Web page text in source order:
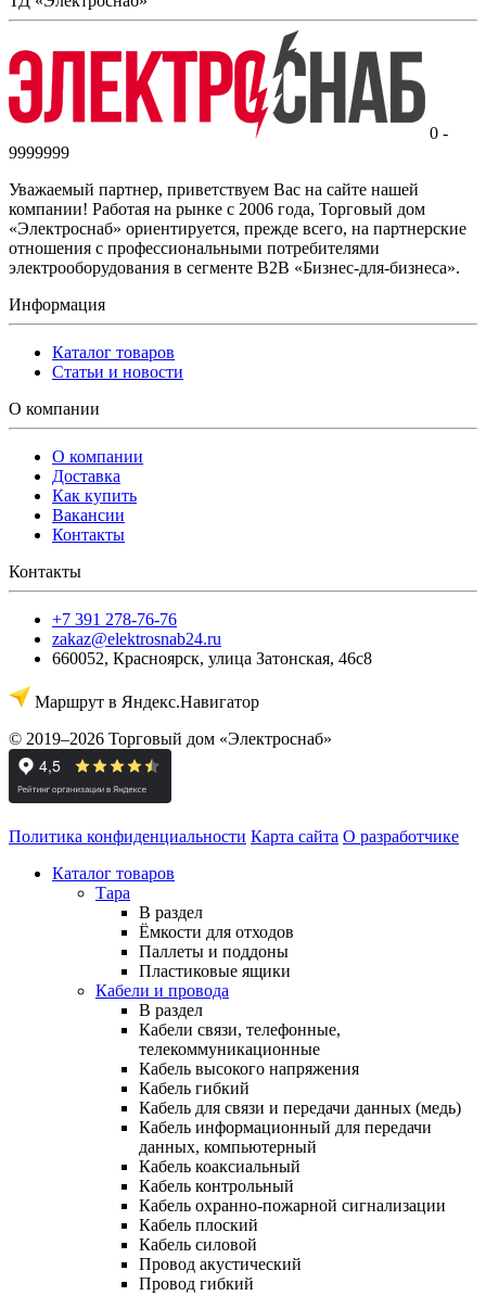
0 -
9999999
Уважаемый партнер, приветствуем Вас на сайте нашей
компании! Работая на рынке с 2006 года, Торговый дом
«Электроснаб» ориентируется, прежде всего, на партнерские
отношения с профессиональными потребителями
электрооборудования в сегменте B2B «Бизнес-для-бизнеса».
Информация
Каталог товаров
Статьи и новости
О компании
О компании
Доставка
Как купить
Вакансии
Контакты
Контакты
+7 391 278-76-76
zakaz@elektrosnab24.ru
660052, Красноярск, улица Затонская, 46с8
Маршрут в Яндекс.Навигатор
© 2019–2026 Торговый дом «Электроснаб»
Политика конфиденциальности Карта сайта О разработчике
Каталог товаров
Тара
В раздел
Ёмкости для отходов
Паллеты и поддоны
Пластиковые ящики
Кабели и провода
В раздел
Кабели связи, телефонные,
телекоммуникационные
Кабель высокого напряжения
Кабель гибкий
Кабель для связи и передачи данных (медь)
Кабель информационный для передачи
данных, компьютерный
Кабель коаксиальный
Кабель контрольный
Кабель охранно-пожарной сигнализации
Кабель плоский
Кабель силовой
Провод акустический
Провод гибкий